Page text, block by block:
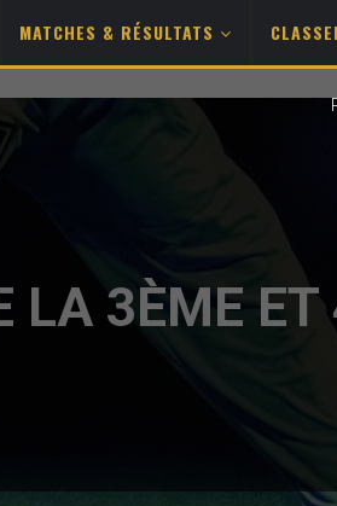
MATCHES & RÉSULTATS
3ÈME ET